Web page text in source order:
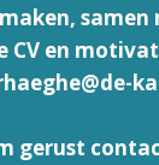
samen
CV en
gerust